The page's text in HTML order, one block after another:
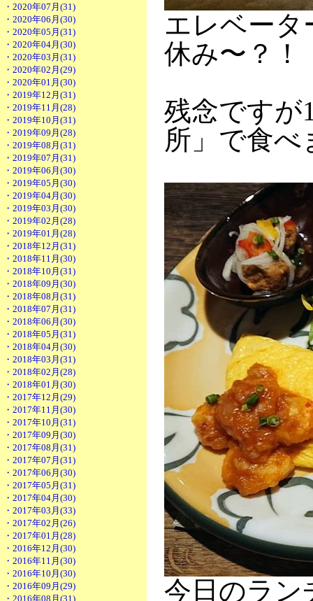
・2020年07月(31)
・2020年06月(30)
・2020年05月(31)
・2020年04月(30)
・2020年03月(31)
・2020年02月(29)
・2020年01月(30)
・2019年12月(31)
・2019年11月(28)
・2019年10月(31)
・2019年09月(28)
・2019年08月(31)
・2019年07月(31)
・2019年06月(30)
・2019年05月(30)
・2019年04月(30)
・2019年03月(30)
・2019年02月(28)
・2019年01月(28)
・2018年12月(31)
・2018年11月(30)
・2018年10月(31)
・2018年09月(30)
・2018年08月(31)
・2018年07月(31)
・2018年06月(30)
・2018年05月(31)
・2018年04月(30)
・2018年03月(31)
・2018年02月(28)
・2018年01月(30)
・2017年12月(29)
・2017年11月(30)
・2017年10月(31)
・2017年09月(30)
・2017年08月(31)
・2017年07月(31)
・2017年06月(30)
・2017年05月(31)
・2017年04月(30)
・2017年03月(33)
・2017年02月(26)
・2017年01月(28)
・2016年12月(30)
・2016年11月(30)
・2016年10月(30)
・2016年09月(29)
・2016年08月(31)
エレベータ
休み〜？！
残念ですが
所」で食べ
今日のラン